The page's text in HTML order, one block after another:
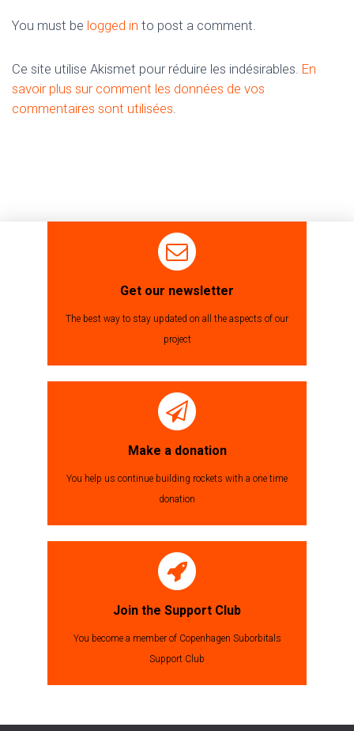
You must be logged in to post a comment.
Ce site utilise Akismet pour réduire les indésirables. En
savoir plus sur comment les données de vos
commentaires sont utilisées.
Get our newsletter
The best way to stay updated on all the aspects of our
project
Make a donation
You help us continue building rockets with a one time
donation
Join the Support Club
You become a member of Copenhagen Suborbitals
Support Club